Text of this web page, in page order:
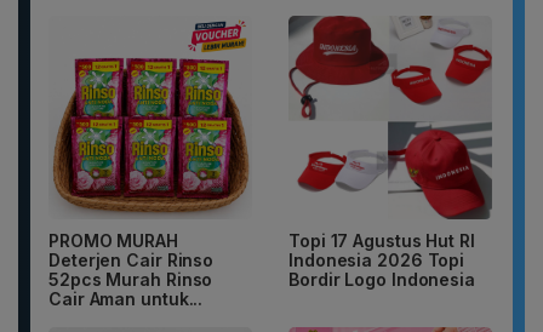
PROMO MURAH
Deterjen Cair Rinso
52pcs Murah Rinso
Cair Aman untuk...
Topi 17 Agustus Hut RI
Indonesia 2026 Topi
Bordir Logo Indonesia